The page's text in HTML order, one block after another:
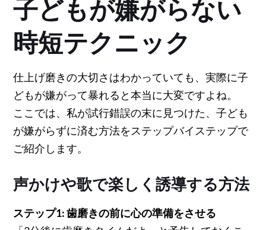
子どもが嫌がらない
時短テクニック
仕上げ磨きの大切さはわかっていても、実際に子
どもが嫌がって暴れると本当に大変ですよね。
ここでは、私が試行錯誤の末に見つけた、子ども
が嫌がらずに済む方法をステップバイステップで
ご紹介します。
声かけや歌で楽しく誘導する方法
ステップ1: 歯磨きの前に心の準備をさせる